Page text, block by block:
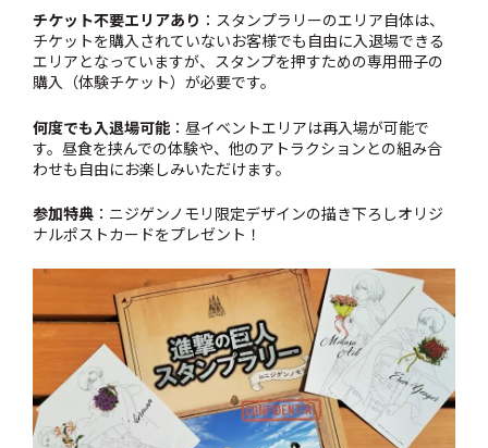
チケット不要エリアあり ：スタンプラリーのエリア自体は、
チケットを購入されていないお客様でも自由に入退場できる
エリアとなっていますが、スタンプを押すための専用冊子の
購入（体験チケット）が必要です。
何度でも入退場可能：昼イベントエリアは再入場が可能で
す。昼食を挟んでの体験や、他のアトラクションとの組み合
わせも自由にお楽しみいただけます。
参加特典 ：ニジゲンノモリ限定デザインの描き下ろしオリジ
ナルポストカードをプレゼント！